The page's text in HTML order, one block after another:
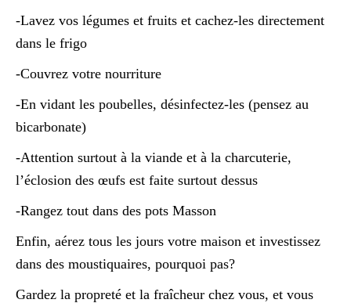
-Lavez vos légumes et fruits et cachez-les directement
dans le frigo
-Couvrez votre nourriture
-En vidant les poubelles, désinfectez-les (pensez au
bicarbonate)
-Attention surtout à la viande et à la charcuterie,
l’éclosion des œufs est faite surtout dessus
-Rangez tout dans des pots Masson
Enfin, aérez tous les jours votre maison et investissez
dans des moustiquaires, pourquoi pas?
Gardez la propreté et la fraîcheur chez vous, et vous